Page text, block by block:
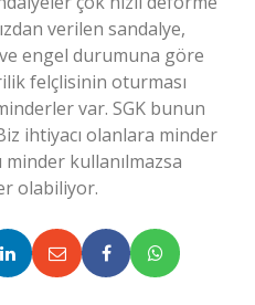
verilen sandalye,
engel durumuna göre
felçlisinin oturması
var. SGK bunun
ihtiyacı olanlara minder
kullanılmazsa
olabiliyor.